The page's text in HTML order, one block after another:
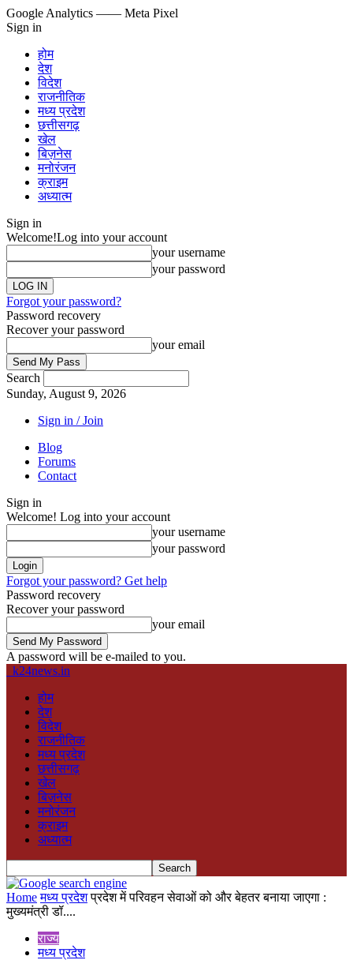
Google Analytics —— Meta Pixel
Sign in
होम
देश
विदेश
राजनीतिक
मध्य प्रदेश
छत्तीसगढ़
खेल
बिज़नेस
मनोरंजन
क्राइम
अध्यात्म
Sign in
Welcome!Log into your account
your username
your password
Forgot your password?
Password recovery
Recover your password
your email
Search
Sunday, August 9, 2026
Sign in / Join
Blog
Forums
Contact
Sign in
Welcome! Log into your account
your username
your password
Forgot your password? Get help
Password recovery
Recover your password
your email
A password will be e-mailed to you.
k24news.in
होम
देश
विदेश
राजनीतिक
मध्य प्रदेश
छत्तीसगढ़
खेल
बिज़नेस
मनोरंजन
क्राइम
अध्यात्म
Home मध्य प्रदेश प्रदेश में परिवहन सेवाओं को और बेहतर बनाया जाएगा :
मुख्यमंत्री डॉ....
राज्य
मध्य प्रदेश